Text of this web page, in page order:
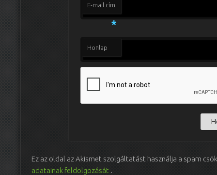
E-mail cím
*
Honlap
Ez az oldal az Akismet szolgáltatást használja a spam
adatainak feldolgozását .